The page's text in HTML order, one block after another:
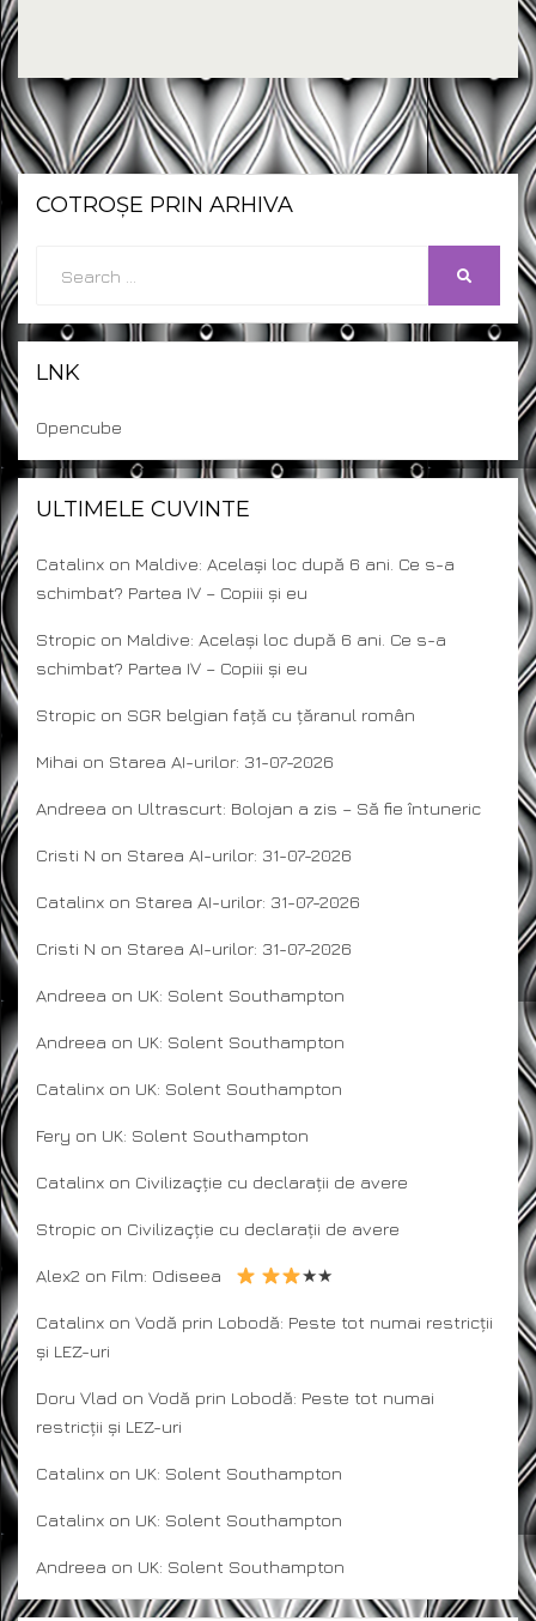
COTROȘE PRIN ARHIVA
SEARCH
LNK
Opencube
ULTIMELE CUVINTE
Catalinx on Maldive: Același loc după 6 ani. Ce s-a
schimbat? Partea IV – Copiii și eu
Stropic on Maldive: Același loc după 6 ani. Ce s-a
schimbat? Partea IV – Copiii și eu
Stropic on SGR belgian față cu țăranul român
Mihai on Starea AI-urilor: 31-07-2026
Andreea on Ultrascurt: Bolojan a zis – Să fie întuneric
Cristi N on Starea AI-urilor: 31-07-2026
Catalinx on Starea AI-urilor: 31-07-2026
Cristi N on Starea AI-urilor: 31-07-2026
Andreea on UK: Solent Southampton
Andreea on UK: Solent Southampton
Catalinx on UK: Solent Southampton
Fery on UK: Solent Southampton
Catalinx on Civilizaçție cu declarații de avere
Stropic on Civilizaçție cu declarații de avere
Alex2 on Film: Odiseea ★★
Catalinx on Vodă prin Lobodă: Peste tot numai restricții
și LEZ-uri
Doru Vlad on Vodă prin Lobodă: Peste tot numai
restricții și LEZ-uri
Catalinx on UK: Solent Southampton
Catalinx on UK: Solent Southampton
Andreea on UK: Solent Southampton